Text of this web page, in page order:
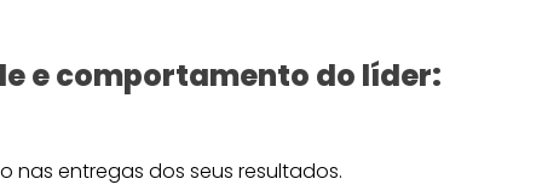
e comportamento do líder:
nas entregas dos seus resultados.